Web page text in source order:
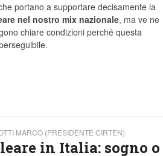
portano a supportare decisamente la
nel nostro mix nazionale, ma ve ne
chiare condizioni perché questa
MARCO (PRESIDENTE CIRTEN)
in Italia: sogno o